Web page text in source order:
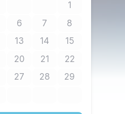
1No tickets
available
tickets available
6No tickets available
7No tickets available
8No tickets
available
tickets available
13No tickets available
14No tickets available
15No tickets
available
tickets available
20No tickets available
21No tickets available
22No tickets
available
tickets available
27No tickets available
28No tickets available
29No tickets